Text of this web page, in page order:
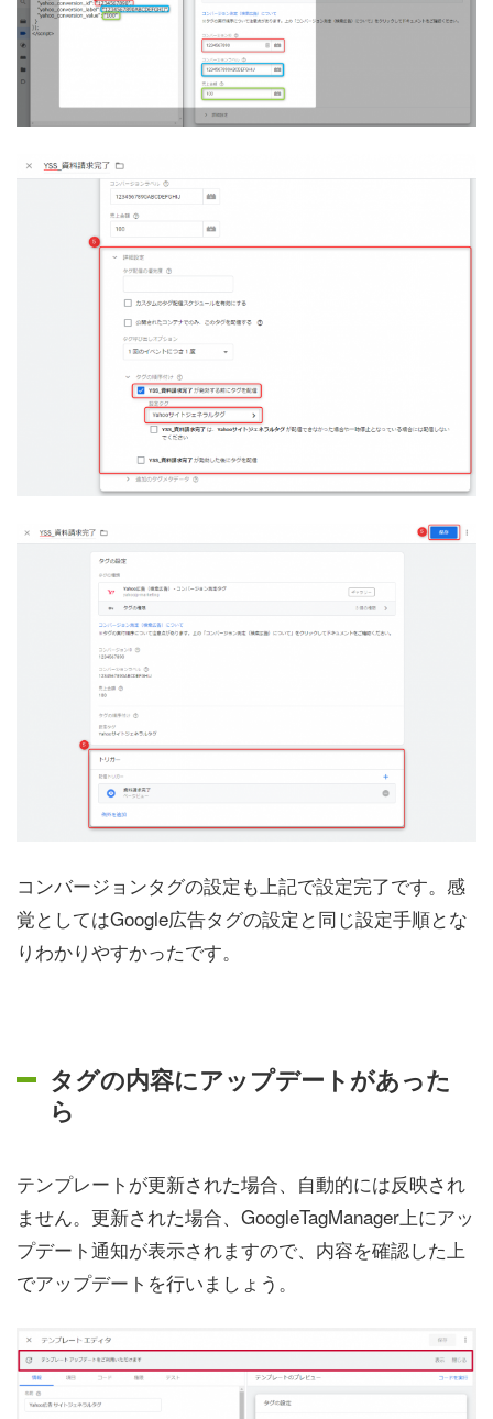
コンバージョンタグの設定も上記で設定完了です。感
覚としてはGoogle広告タグの設定と同じ設定手順とな
りわかりやすかったです。
タグの内容にアップデートがあった
ら
テンプレートが更新された場合、自動的には反映され
ません。更新された場合、GoogleTagManager上にアッ
プデート通知が表示されますので、内容を確認した上
でアップデートを行いましょう。